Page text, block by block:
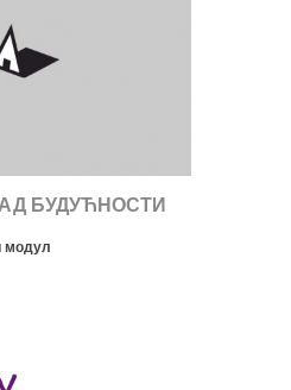
БУДУЋНОСТИ
модул